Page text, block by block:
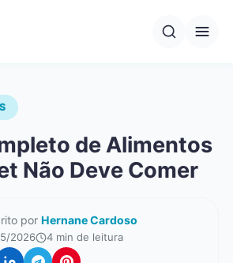
de Alimentos
Não Deve Comer
por Hernane Cardoso
2026 4 min de leitura